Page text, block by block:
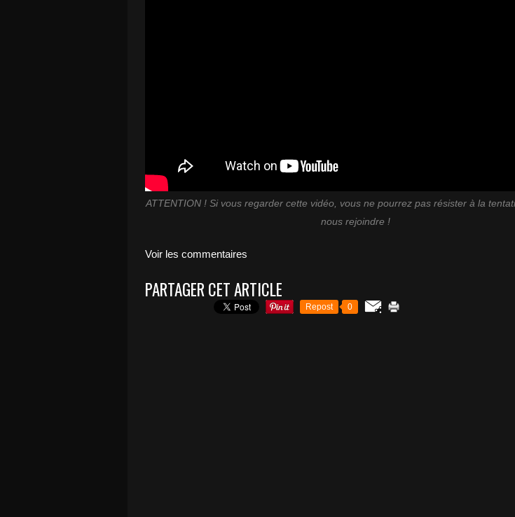
ATTENTION ! Si vous regarder cette vidéo, vous ne pourrez pas résister à la
nous rejoindre !
Voir les commentaires
PARTAGER CET ARTICLE
Repost 0